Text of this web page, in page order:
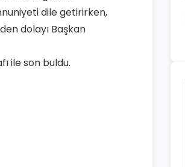
dile getirirken,
dolayı Başkan
ile son buldu.